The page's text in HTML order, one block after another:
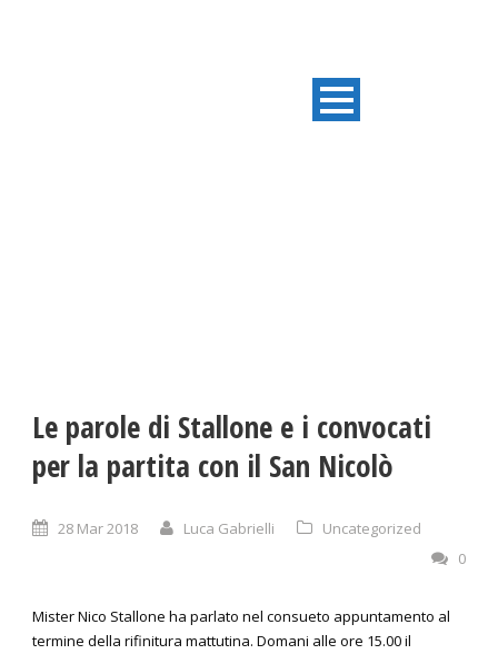
Le parole di Stallone e i convocati
per la partita con il San Nicolò
28 Mar 2018 Luca Gabrielli
Uncategorized
0
Mister Nico Stallone ha parlato nel consueto appuntamento al
termine della rifinitura mattutina. Domani alle ore 15.00 il